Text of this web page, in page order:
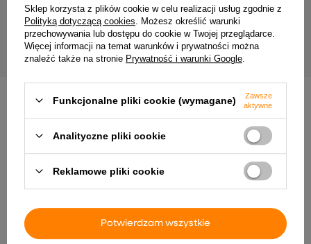
newslettera z informacją handlową (marketing). Więcej
wpolityce prywatności.
ZAPISZ SIĘ
Dostawa ZamówienieZwroty Pomoc
Sklep korzysta z plików cookie w celu realizacji usług zgodnie z
Polityką dotyczącą cookies . Możesz określić warunki
przechowywania lub dostępu do cookie w Twojej przeglądarce.
Więcej informacji na temat warunków i prywatności można
znaleźć także na stronie Prywatność i warunki Google
Funkcjonalne pliki cookie (wymagane)
Zawsze
aktywne
Analityczne pliki cookie
Reklamowe pliki cookie
Potwierdzam wszystkie